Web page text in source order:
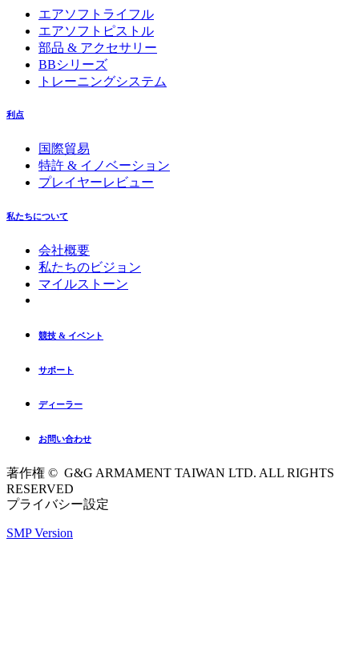
エアソフトライフル
エアソフトピストル
部品 & アクセサリー
BBシリーズ
トレーニングシステム
利点
国際貿易
特許 & イノベーション
プレイヤーレビュー
私たちについて
会社概要
私たちのビジョン
マイルストーン
競技 & イベント
サポート
ディーラー
お問い合わせ
著作権 © G&G ARMAMENT TAIWAN LTD. ALL RIGHTS
RESERVED
プライバシー設定
SMP Version